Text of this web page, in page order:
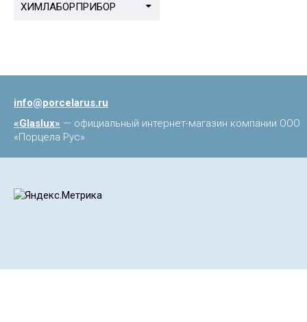
ХИМЛАБОРПРИБОР
info@porcelarus.ru
«Glaslux» — официальный интернет-магазин компании ООО
«Порцела Рус»